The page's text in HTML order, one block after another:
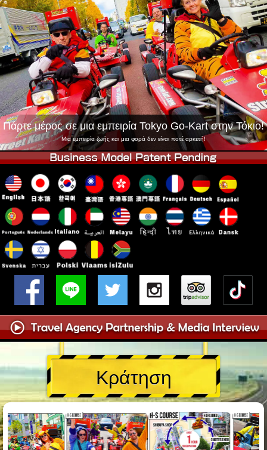
Πρόσβαση Αναφορές Συχνές Ερωτήσεις
Εταιρεία Κράτηση
Αλλαγή Καταστήματος
Τόκιο Σινάγαουα #1 Τόκιο Ακίχαμπαρα #1
Τόκιο Ακίχαμπαρα #2 Τόκιο Σιμπούγια
Τόκιο Σιμπούγια Annex Τόκιο Κόλπος
Τόκιο Ασακούσα Οσάκα
Οκινάουα
Πάρτε μέρος σε μια εμπειρία Tokyo Go-Kart στην Τόκιο!
Μια εμπειρία ζωής και μια φορά δεν είναι ποτέ αρκετή!
Κράτηση